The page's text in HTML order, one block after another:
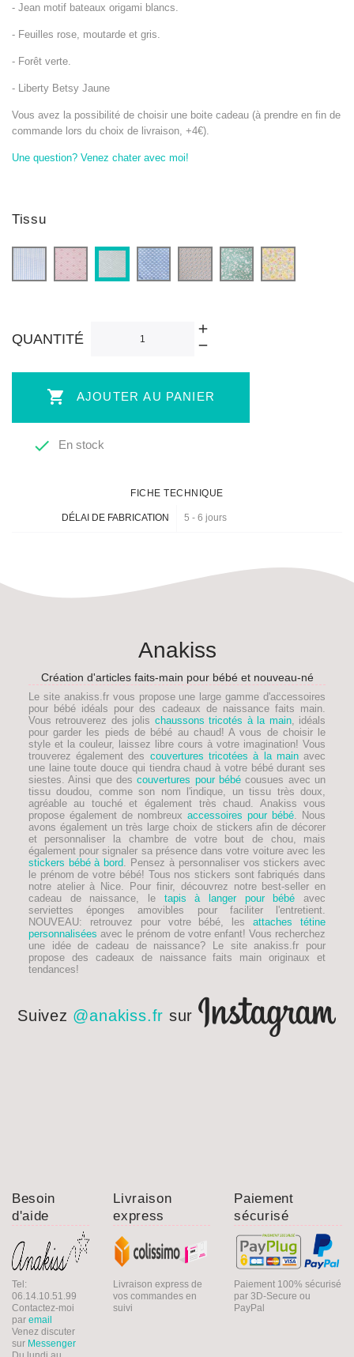
- Jean motif bateaux origami blancs.
- Feuilles rose, moutarde et gris.
- Forêt verte.
- Liberty Betsy Jaune
Vous avez la possibilité de choisir une boite cadeau (à prendre en fin de
commande lors du choix de livraison, +4€).
Une question? Venez chater avec moi!
Tissu
SeersuckerEcailles
roses
Ecailles Jean
Bateau
Feuilles
Rose/Moutarde
Forêt
Verte
Liberty
Betsy
QUANTITÉ
 AJOUTER AU PANIER
 En stock
FICHE TECHNIQUE
DÉLAI DE FABRICATION 5 - 6 jours
Anakiss
Création d'articles faits-main pour bébé et nouveau-né
Le site anakiss.fr vous propose une large gamme d'accessoires
pour bébé idéals pour des cadeaux de naissance faits main.
Vous retrouverez des jolis chaussons tricotés à la main, idéals
pour garder les pieds de bébé au chaud! A vous de choisir le
style et la couleur, laissez libre cours à votre imagination! Vous
trouverez également des couvertures tricotées à la mainavec
une laine toute douce qui tiendra chaud à votre bébé durant ses
siestes. Ainsi que descouvertures pour bébé cousues avec un
tissu doudou, comme son nom l'indique, un tissu très doux,
agréable au touché et également très chaud. Anakiss vous
propose également de nombreuxaccessoires pour bébé. Nous
avons également un très large choix de stickers afin de décorer
et personnaliser la chambre de votre bout de chou, mais
également pour signaler sa présence dans votre voiture avec les
stickers bébé à bord. Pensez à personnaliser vos stickers avec
le prénom de votre bébé! Tous nos stickers sont fabriqués dans
notre atelier à Nice. Pour finir, découvrez notre best-seller en
cadeau de naissance, le tapis à langer pour bébé avec
serviettes éponges amovibles pour faciliter l'entretient.
NOUVEAU: retrouvez pour votre bébé, lesattaches tétine
personnalisées avec le prénom de votre enfant! Vous recherchez
une idée de cadeau de naissance? Le site anakiss.fr pour
propose des cadeaux de naissance faits main originaux et
tendances!
Suivez @anakiss.fr sur
Besoin
d'aide
Tel:
06.14.10.51.99
Contactez-moi
par email
Venez discuter
sur Messenger
Livraison
express
Livraison express de
vos commandes en
suivi
Paiement
sécurisé
Paiement 100% sécurisé
par 3D-Secure ou
PayPal